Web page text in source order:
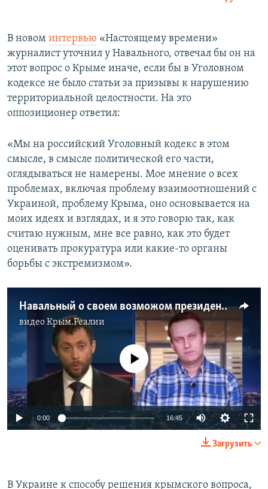
В новом интервью «Настоящему времени»
журналист уточнил у Навального, отвечал бы он на
этот вопрос о Крыме иначе, если бы в Уголовном
кодексе не было статьи за призывы к нарушению
территориальной целостности. На это
оппозиционер ответил:
«Мы на российский Уголовный кодекс в этом
смысле, в смысле политической его части,
оглядываться не намерены. Мое мнение о всех
проблемах, включая проблему взаимоотношений с
Украиной, проблему Крыма, оно основывается на
моих идеях и взглядах, и я это говорю так, как
считаю нужным, мне все равно, как это будет
оценивать прокуратура или какие-то органы
борьбы с экстремизмом».
Навальный о своем возможом президентстве и судьбе Владимира Путина (видео)
видеоКрым.Реалии
No media source currently available
0:00 16:45
Загрузить
В Украине к способу решения крымского вопроса,